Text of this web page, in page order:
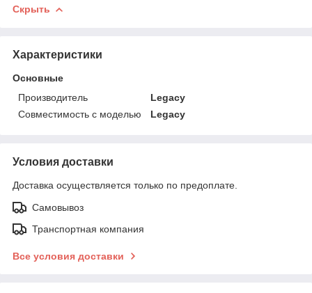
Скрыть
Характеристики
Основные
Производитель
Legacy
Совместимость с моделью
Legacy
Условия доставки
Доставка осуществляется только по предоплате.
Самовывоз
Транспортная компания
Все условия доставки